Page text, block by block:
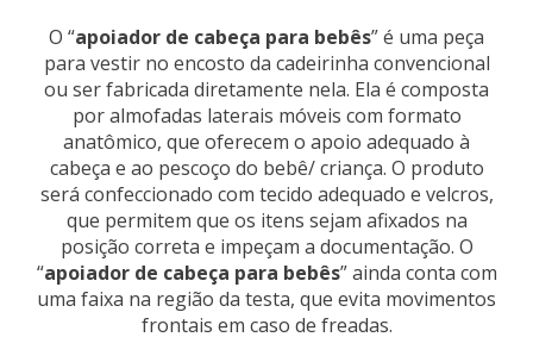
O “apoiador de cabeça para bebês” é uma peça
para vestir no encosto da cadeirinha convencional
ou ser fabricada diretamente nela. Ela é composta
por almofadas laterais móveis com formato
anatômico, que oferecem o apoio adequado à
cabeça e ao pescoço do bebê/ criança. O produto
será confeccionado com tecido adequado e velcros,
que permitem que os itens sejam afixados na
posição correta e impeçam a documentação. O
“apoiador de cabeça para bebês” ainda conta com
uma faixa na região da testa, que evita movimentos
frontais em caso de freadas.